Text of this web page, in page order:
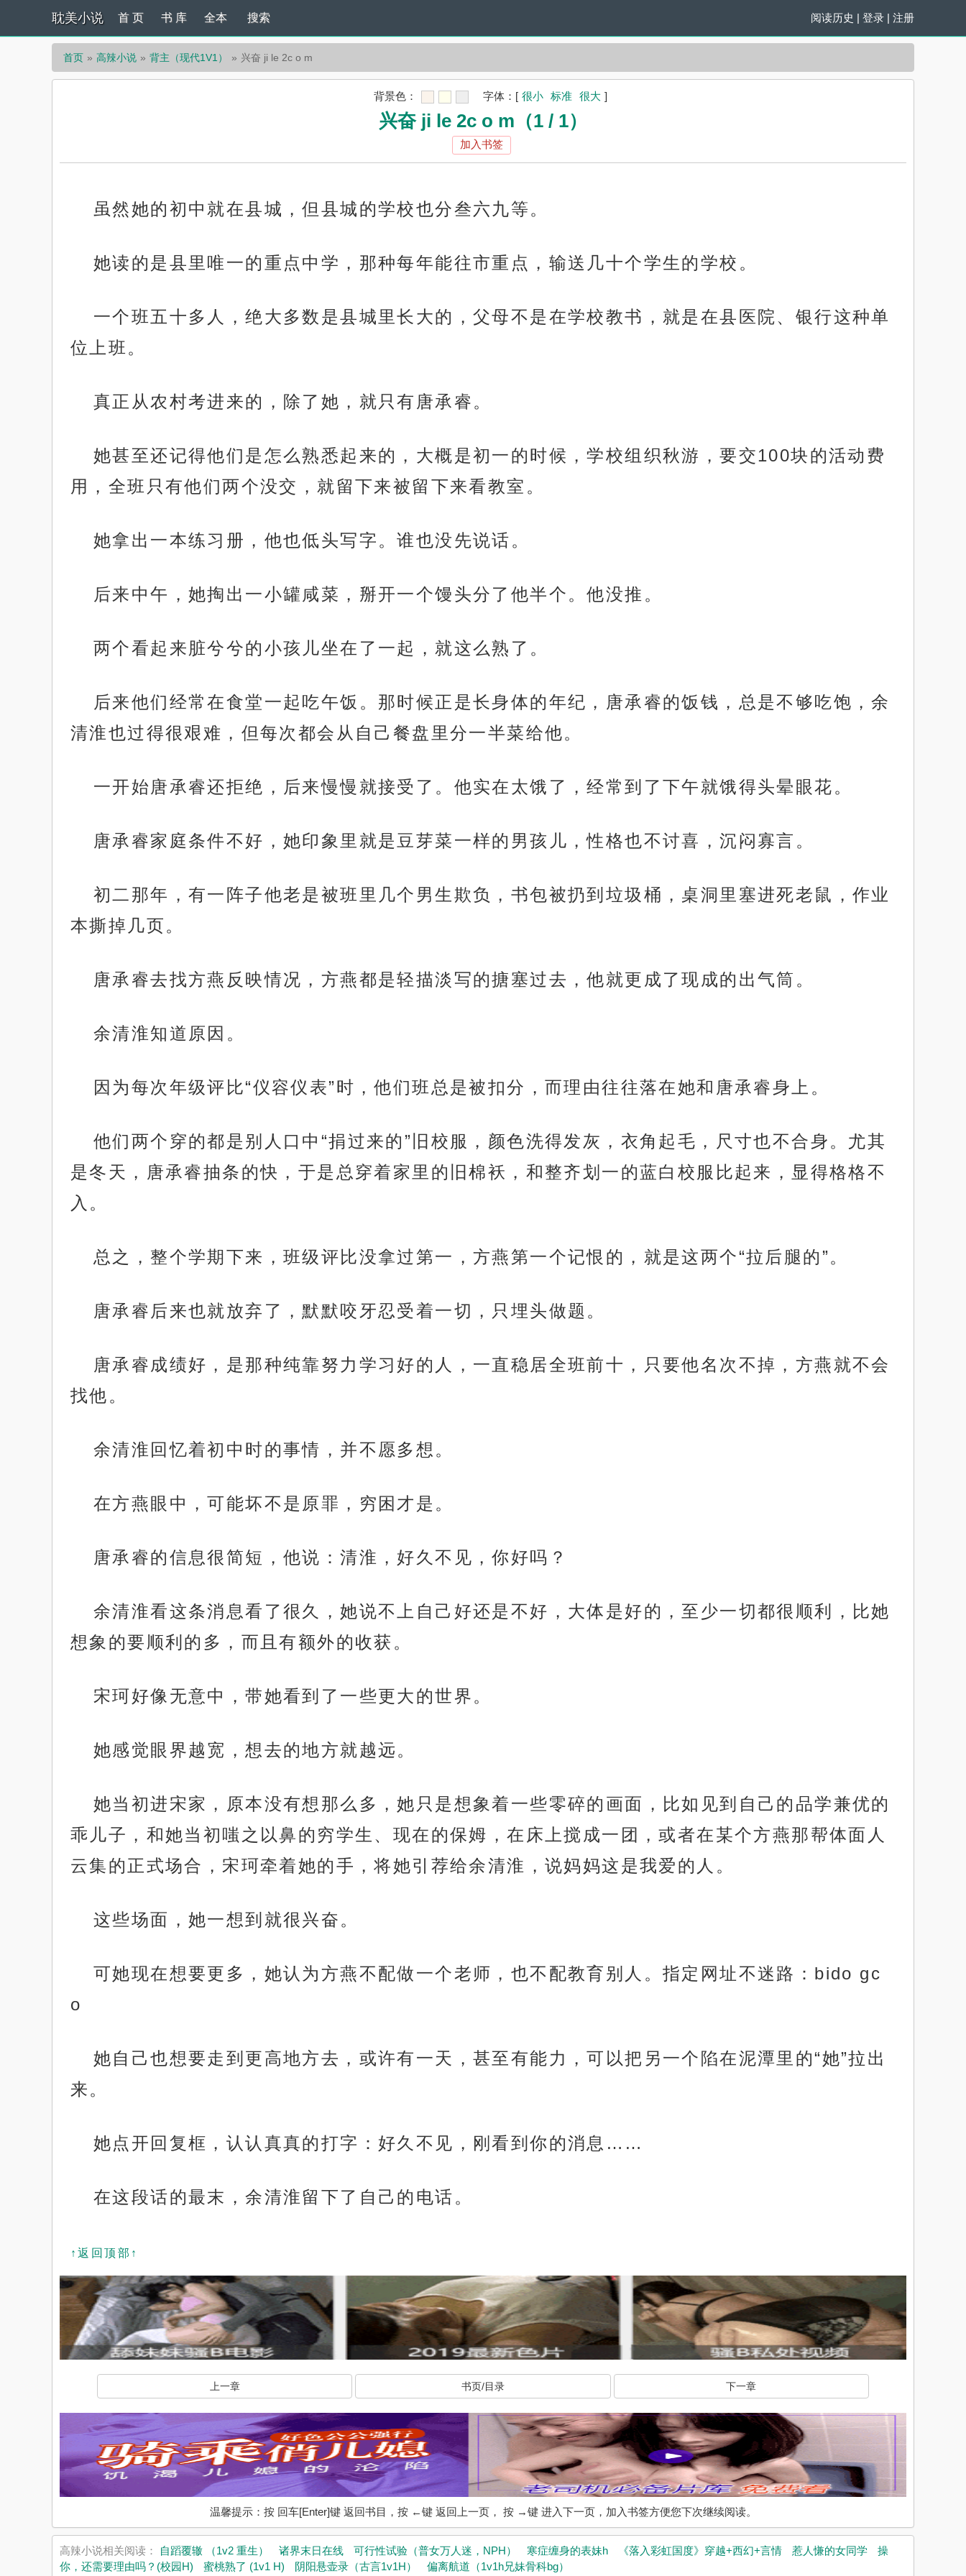
耽美小说 阅读历史 | 登录 | 注册
首 页 书 库 全本 搜索
首页 高辣小说 背主（现代1V1） 兴奋 ji le 2c o m
背景色： 字体： [ 很小 标准 很大 ]
兴奋 ji le 2c o m（1 / 1）
加入书签
虽然她的初中就在县城，但县城的学校也分叁六九等。
她读的是县里唯一的重点中学，那种每年能往市重点，输送几十个学生的学校。
一个班五十多人，绝大多数是县城里长大的，父母不是在学校教书，就是在县医院、银行这种单
位上班。
真正从农村考进来的，除了她，就只有唐承睿。
她甚至还记得他们是怎么熟悉起来的，大概是初一的时候，学校组织秋游，要交100块的活动费
用，全班只有他们两个没交，就留下来被留下来看教室。
她拿出一本练习册，他也低头写字。谁也没先说话。
后来中午，她掏出一小罐咸菜，掰开一个馒头分了他半个。他没推。
两个看起来脏兮兮的小孩儿坐在了一起，就这么熟了。
后来他们经常在食堂一起吃午饭。那时候正是长身体的年纪，唐承睿的饭钱，总是不够吃饱，余
清淮也过得很艰难，但每次都会从自己餐盘里分一半菜给他。
一开始唐承睿还拒绝，后来慢慢就接受了。他实在太饿了，经常到了下午就饿得头晕眼花。
唐承睿家庭条件不好，她印象里就是豆芽菜一样的男孩儿，性格也不讨喜，沉闷寡言。
初二那年，有一阵子他老是被班里几个男生欺负，书包被扔到垃圾桶，桌洞里塞进死老鼠，作业
本撕掉几页。
唐承睿去找方燕反映情况，方燕都是轻描淡写的搪塞过去，他就更成了现成的出气筒。
余清淮知道原因。
因为每次年级评比“仪容仪表”时，他们班总是被扣分，而理由往往落在她和唐承睿身上。
他们两个穿的都是别人口中“捐过来的”旧校服，颜色洗得发灰，衣角起毛，尺寸也不合身。尤其
是冬天，唐承睿抽条的快，于是总穿着家里的旧棉袄，和整齐划一的蓝白校服比起来，显得格格不
入。
总之，整个学期下来，班级评比没拿过第一，方燕第一个记恨的，就是这两个“拉后腿的”。
唐承睿后来也就放弃了，默默咬牙忍受着一切，只埋头做题。
唐承睿成绩好，是那种纯靠努力学习好的人，一直稳居全班前十，只要他名次不掉，方燕就不会
找他。
余清淮回忆着初中时的事情，并不愿多想。
在方燕眼中，可能坏不是原罪，穷困才是。
唐承睿的信息很简短，他说：清淮，好久不见，你好吗？
余清淮看这条消息看了很久，她说不上自己好还是不好，大体是好的，至少一切都很顺利，比她
想象的要顺利的多，而且有额外的收获。
宋珂好像无意中，带她看到了一些更大的世界。
她感觉眼界越宽，想去的地方就越远。
她当初进宋家，原本没有想那么多，她只是想象着一些零碎的画面，比如见到自己的品学兼优的
乖儿子，和她当初嗤之以鼻的穷学生、现在的保姆，在床上搅成一团，或者在某个方燕那帮体面人
云集的正式场合，宋珂牵着她的手，将她引荐给余清淮，说妈妈这是我爱的人。
这些场面，她一想到就很兴奋。
可她现在想要更多，她认为方燕不配做一个老师，也不配教育别人。指定网址不迷路：bido gc
o
她自己也想要走到更高地方去，或许有一天，甚至有能力，可以把另一个陷在泥潭里的“她”拉出
来。
她点开回复框，认认真真的打字：好久不见，刚看到你的消息……
在这段话的最末，余清淮留下了自己的电话。
↑返回顶部↑
上一章 书页/目录 下一章
温馨提示：按 回车[Enter]键 返回书目，按 ←键 返回上一页， 按 →键 进入下一页，加入书签方便您下次继续阅读。
高辣小说相关阅读： 自蹈覆辙 （1v2 重生） 诸界末日在线 可行性试验（普女万人迷，NPH） 寒症缠身的表妹h 《落入彩虹国度》穿越+西幻+言情 惹人慊的女同学
操
你，还需要理由吗？(校园H)
蜜桃熟了 (1v1 H) 阴阳悬壶录（古言1v1H） 偏离航道（1v1h兄妹骨科bg）